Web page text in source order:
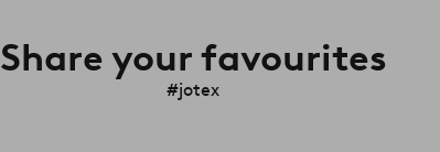
Share your favourites
#jotex